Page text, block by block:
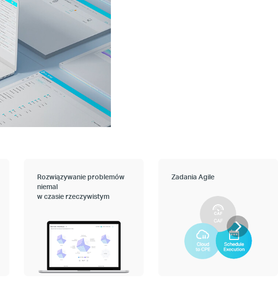
Rozwiązywanie problemów
niemal
w czasie rzeczywistym
Zadania Agile